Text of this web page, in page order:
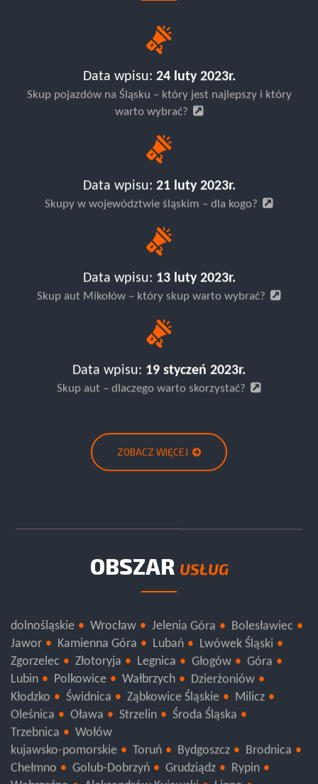
Data wpisu: 24 luty 2023r.
Skup pojazdów na Śląsku – który jest najlepszy i który
warto wybrać?
Data wpisu: 21 luty 2023r.
Skupy w województwie śląskim – dla kogo?
Data wpisu: 13 luty 2023r.
Skup aut Mikołów – który skup warto wybrać?
Data wpisu: 19 styczeń 2023r.
Skup aut – dlaczego warto skorzystać?
ZOBACZ WIĘCEJ
OBSZAR USŁUG
dolnośląskie Wrocław Jelenia Góra
Bolesławiec
Jawor
Kamienna Góra Lubań
Lwówek Śląski
Zgorzelec
Złotoryja Legnica Głogów
Góra
Lubin
Polkowice Wałbrzych
Dzierżoniów
Kłodzko
Świdnica Ząbkowice Śląskie
Milicz
Oleśnica
Oława Strzelin
Środa Śląska
Trzebnica
Wołów
kujawsko-pomorskie
Toruń Bydgoszcz
Brodnica
Chełmno
Golub-Dobrzyń Grudziądz Rypin